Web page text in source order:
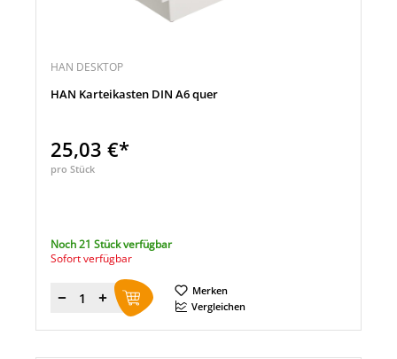
HAN DESKTOP
HAN Karteikasten DIN A6 quer
25,03 €*
pro Stück
Noch 21 Stück verfügbar
Sofort verfügbar
Menge
Merken
Vergleichen